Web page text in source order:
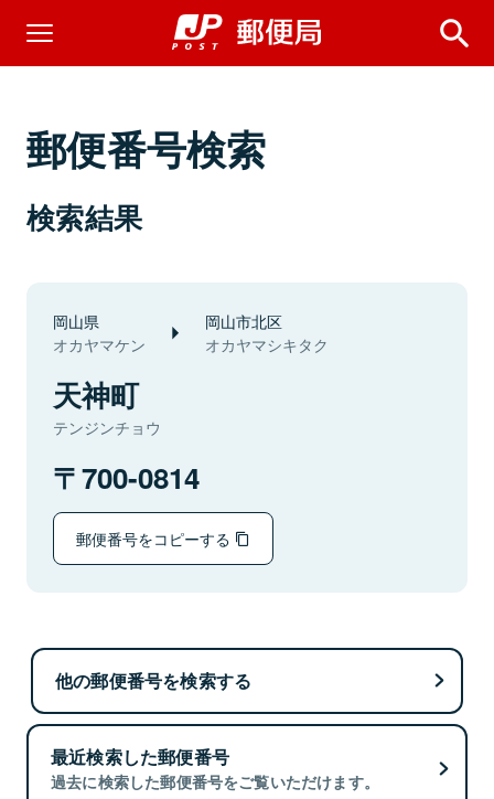
郵便番号検索
検索結果
岡山県
オカヤマケン
岡山市北区
オカヤマシキタク
天神町
テンジンチョウ
700-0814
郵便番号をコピーする
他の郵便番号を検索する
最近検索した郵便番号
過去に検索した郵便番号をご覧いただけます。